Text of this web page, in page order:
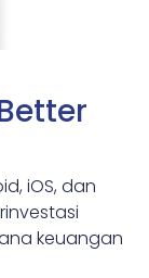
iOS, dan
keuangan